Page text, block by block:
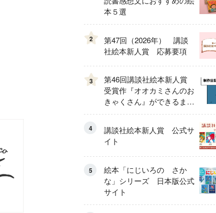
本５選
2
第47回（2026年） 講談
社絵本新人賞 応募要項
3
第46回講談社絵本新人賞
受賞作『オオカミさんのお
きゃくさん』ができるまで
③
4
講談社絵本新人賞 公式サ
イト
5
絵本「にじいろの さか
な」シリーズ 日本版公式
サイト